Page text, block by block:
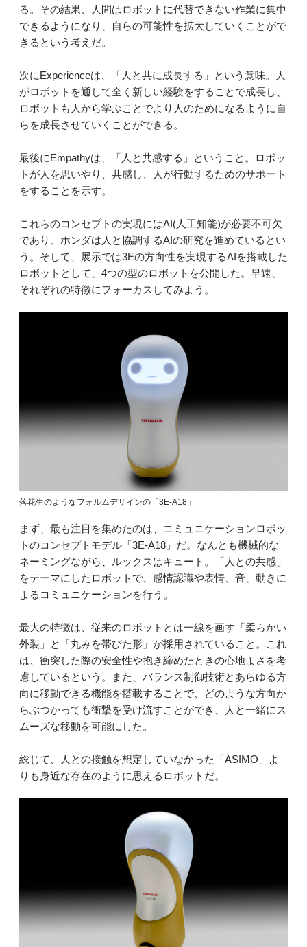
る。その結果、人間はロボットに代替できない作業に集中
できるようになり、自らの可能性を拡大していくことがで
きるという考えだ。
次にExperienceは、「人と共に成長する」という意味。人
がロボットを通して全く新しい経験をすることで成長し、
ロボットも人から学ぶことでより人のためになるように自
らを成長させていくことができる。
最後にEmpathyは、「人と共感する」ということ。ロボッ
トが人を思いやり、共感し、人が行動するためのサポート
をすることを示す。
これらのコンセプトの実現にはAI(人工知能)が必要不可欠
であり、ホンダは人と協調するAIの研究を進めているとい
う。そして、展示では3Eの方向性を実現するAIを搭載した
ロボットとして、4つの型のロボットを公開した。早速、
それぞれの特徴にフォーカスしてみよう。
落花生のようなフォルムデザインの「3E-A18」
まず、最も注目を集めたのは、コミュニケーションロボッ
トのコンセプトモデル「3E-A18」だ。なんとも機械的な
ネーミングながら、ルックスはキュート。「人との共感」
をテーマにしたロボットで、感情認識や表情、音、動きに
よるコミュニケーションを行う。
最大の特徴は、従来のロボットとは一線を画す「柔らかい
外装」と「丸みを帯びた形」が採用されていること。これ
は、衝突した際の安全性や抱き締めたときの心地よさを考
慮しているという。また、バランス制御技術とあらゆる方
向に移動できる機能を搭載することで、どのような方向か
らぶつかっても衝撃を受け流すことができ、人と一緒にス
ムーズな移動を可能にした。
総じて、人との接触を想定していなかった「ASIMO」よ
りも身近な存在のように思えるロボットだ。